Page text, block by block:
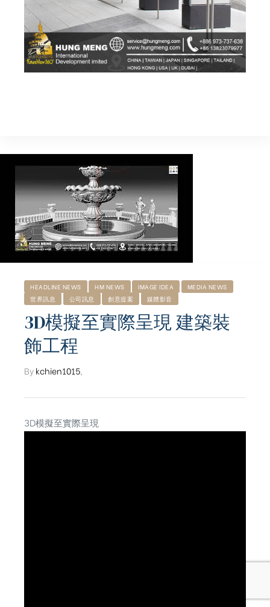
HEADLINE NEWS HM NEWS IMAGE IDEA
MEDIA NEWS
世界訊息
公司訊息 創意提案 媒體影音
3D模擬至實際呈現 建築裝
飾工程
Bykchien1015,
3D模擬至實際呈現